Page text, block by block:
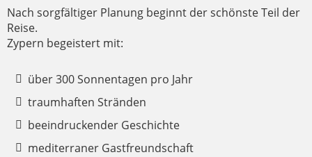
Nach sorgfältiger Planung beginnt der schönste Teil der
Reise.
Zypern begeistert mit:
über 300 Sonnentagen pro Jahr
traumhaften Stränden
beeindruckender Geschichte
mediterraner Gastfreundschaft